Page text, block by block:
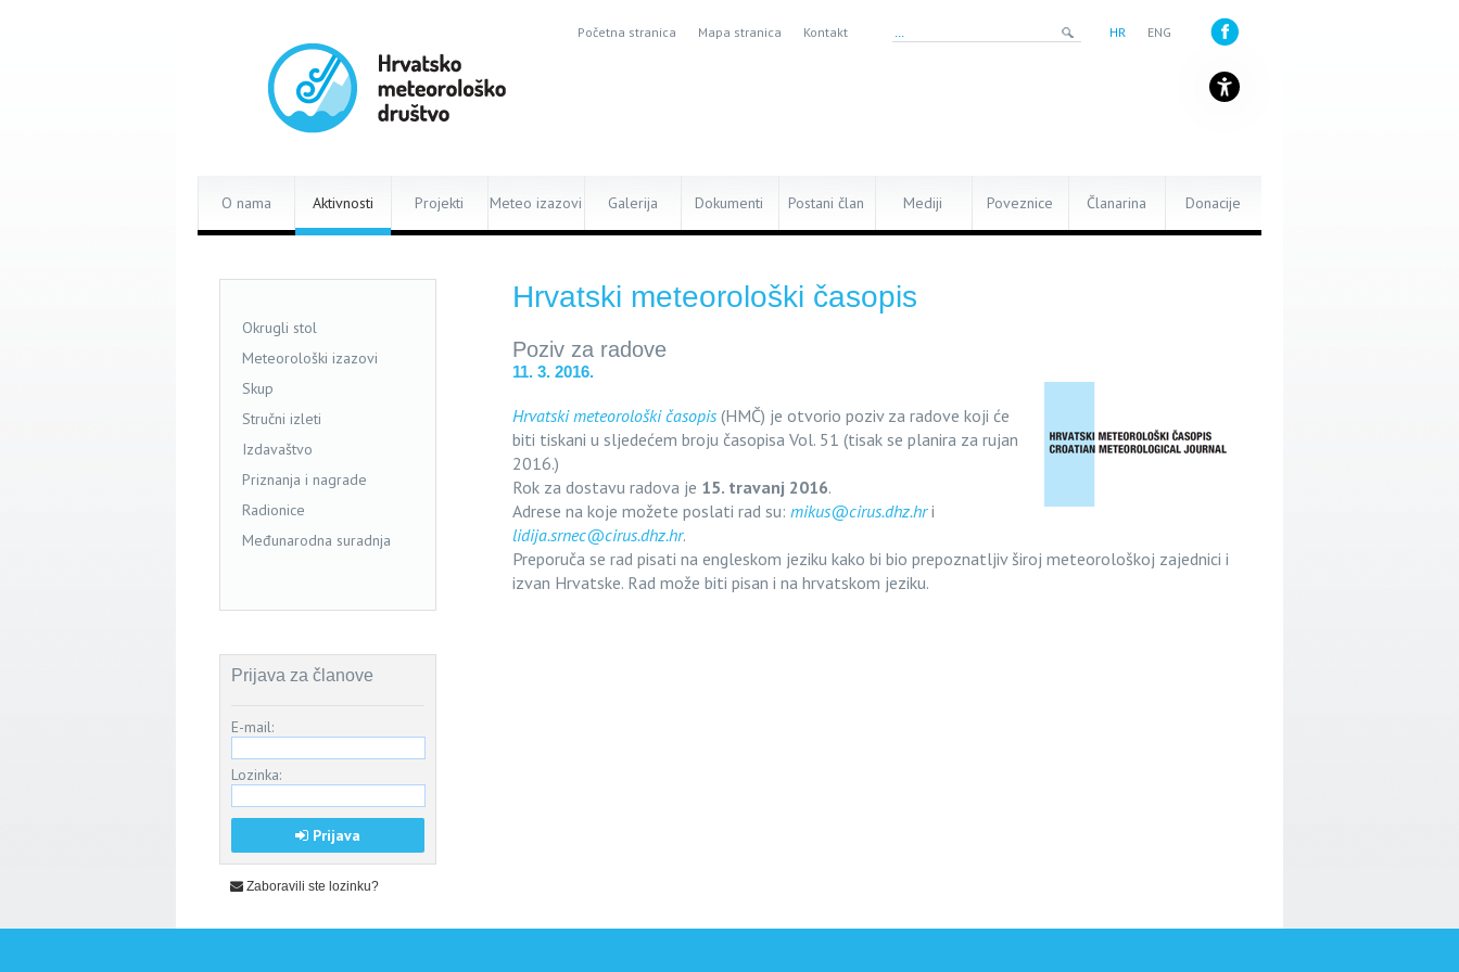
Početna stranica Mapa stranica Kontakt HR ENG
O nama Aktivnosti Projekti Meteo izazovi Galerija Dokumenti Postani član Mediji Poveznice Članarina Donacije
Hrvatski meteorološki časopis
Poziv za radove
11. 3. 2016.
Hrvatski meteorološki časopis (HMČ) je otvorio poziv za radove koji će
biti tiskani u sljedećem broju časopisa Vol. 51 (tisak se planira za rujan
2016.)
Rok za dostavu radova je 15. travanj 2016.
Adrese na koje možete poslati rad su: mikus@cirus.dhz.hri
lidija.srnec@cirus.dhz.hr.
Preporuča se rad pisati na engleskom jeziku kako bi bio prepoznatljiv široj meteorološkoj zajednici i
izvan Hrvatske. Rad može biti pisan i na hrvatskom jeziku.
Okrugli stol
Meteorološki izazovi
Skup
Stručni izleti
Izdavaštvo
Priznanja i nagrade
Radionice
Međunarodna suradnja
Prijava za članove
E-mail:
Lozinka:
Prijava
Zaboravili ste lozinku?